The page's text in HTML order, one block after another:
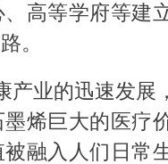
高等学府等建
。
产业的迅速发展
烯巨大的医疗
融入人们日常